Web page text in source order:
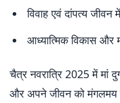
विवाह एवं दांपत्य जीवन
आध्यात्मिक विकास और
चैत्र नवरात्रि 2025 में मां
और अपने जीवन को मंगलमय